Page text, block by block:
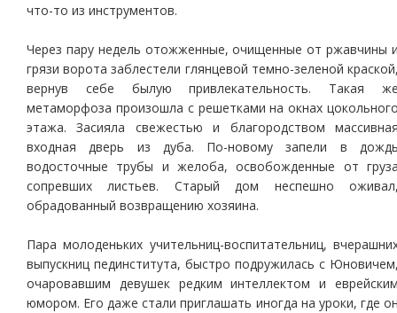
что-то из инструментов.
Через пару недель отожженные, очищенные от ржавчины
грязи ворота заблестели глянцевой темно-зеленой
вернув себе былую привлекательность. Такая
метаморфоза произошла с решетками на окнах
этажа. Засияла свежестью и благородством
входная дверь из дуба. По-новому запели в
водосточные трубы и желоба, освобожденные от
сопревших листьев. Старый дом неспешно
обрадованный возвращению хозяина.
Пара молоденьких учительниц-воспитательниц,
выпускниц пединститута, быстро подружилась с
очаровавшим девушек редким интеллектом и
юмором. Его даже стали приглашать иногда на уроки, где